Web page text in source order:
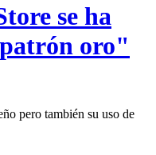
se ha
oro"
pero también su uso de